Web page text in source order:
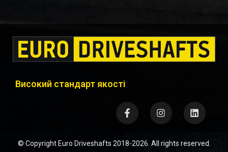
Високий стандарт якості
© CopyrightEuro Driveshafts 2018-2026. All rights reserved.